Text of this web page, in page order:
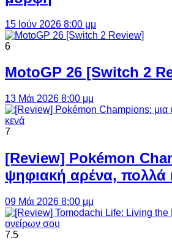
15 Ιούν 2026 8:00 μμ
6
MotoGP 26 [Switch 2
13 Μάι 2026 8:00 μμ
7
[Review] Pokémon
ψηφιακή αρένα, πολλά
09 Μάι 2026 8:00 μμ
7.5